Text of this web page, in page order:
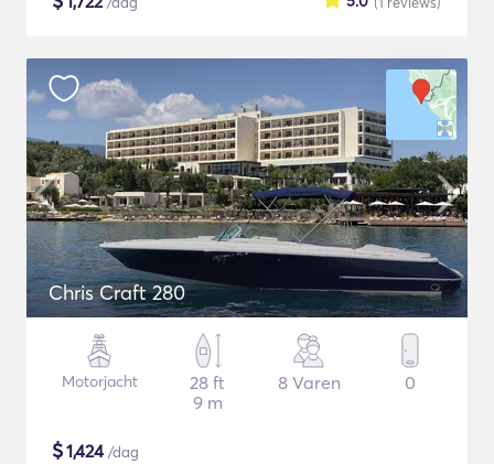
Chris Craft 280
Motorjacht
28 ft
9 m
8 Varen 0
$1,424/dag